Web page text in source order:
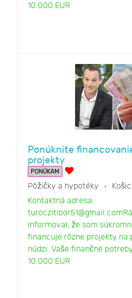
10 000 EUR
Ponúknite
projekty
PONÚKAM
Pôžičky a hypotéky
Kontaktná adresa:
informoval, že som
financuje rôzne projekty na
núdzi. Vaše finančné
10 000 EUR